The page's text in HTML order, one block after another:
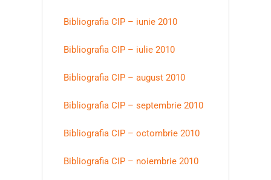
Bibliografia CIP – iunie 2010
Bibliografia CIP – iulie 2010
Bibliografia CIP – august 2010
Bibliografia CIP – septembrie 2010
Bibliografia CIP – octombrie 2010
Bibliografia CIP – noiembrie 2010